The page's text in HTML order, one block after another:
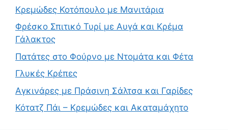
Κρεμώδες Κοτόπουλο με Μανιτάρια
Φρέσκο Σπιτικό Τυρί με Αυγά και Κρέμα
Γάλακτος
Πατάτες στο Φούρνο με Ντομάτα και Φέτα
Γλυκές Κρέπες
Αγκινάρες με Πράσινη Σάλτσα και Γαρίδες
Κότατζ Πάι – Κρεμώδες και Ακαταμάχητο